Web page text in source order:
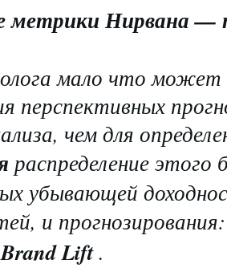
метрики Нирвана —
мало что может
перспективных
чем для
распределение
убывающей
и
Brand Lift.